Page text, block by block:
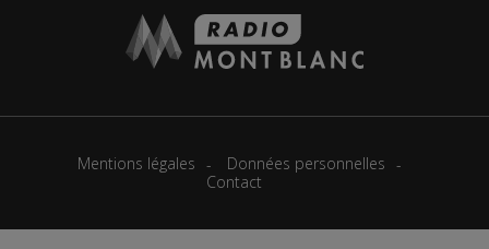
Mentions légales
Données personnelles
Contact